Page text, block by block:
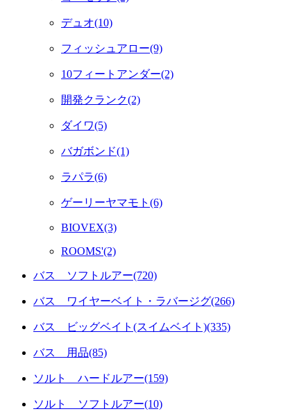
デュオ(10)
フィッシュアロー(9)
10フィートアンダー(2)
開発クランク(2)
ダイワ(5)
バガボンド(1)
ラパラ(6)
ゲーリーヤマモト(6)
BIOVEX(3)
ROOMS'(2)
バス ソフトルアー(720)
バス ワイヤーベイト・ラバージグ(266)
バス ビッグベイト(スイムベイト)(335)
バス 用品(85)
ソルト ハードルアー(159)
ソルト ソフトルアー(10)